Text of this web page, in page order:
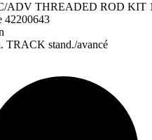
ADV THREADED ROD KIT
42200643
TRACK stand./avancé